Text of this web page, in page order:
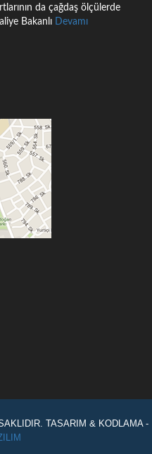
da çağdaş ölçülerde
Bakanlı Devamı
TASARIM & KODLAMA -